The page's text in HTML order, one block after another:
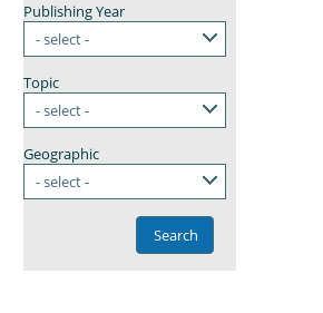
Publishing Year
- select -
Topic
- select -
Geographic
- select -